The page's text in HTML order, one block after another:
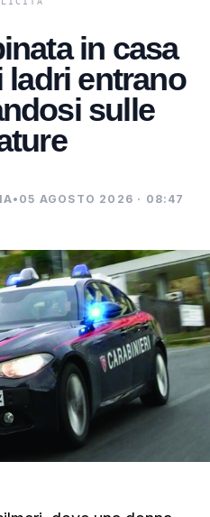
in casa
ladri entrano
sulle
• 05 AGOSTO 2026 · 08:47